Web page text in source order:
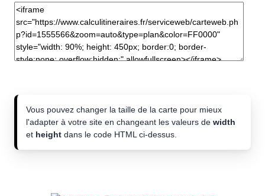
Vous pouvez changer la taille de la carte pour mieux
l'adapter à votre site en changeant les valeurs de width
et height dans le code HTML ci-dessus.